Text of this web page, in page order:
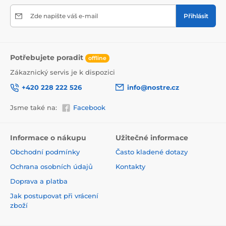
Použitá tisková metoda je ekologická, a proto jsou
přísné normy a mají VOC i GREENGUARD GOLD
certifikaci. Navíc jsou bez obsahu PVC a lepidlo je na
Zde napište váš e-mail Přihlásit
Potřebujete poradit offline
Zákaznický servis je k dispozici
+420 228 222 526
info@nostre.cz
Jsme také na: Facebook
Informace o nákupu
Obchodní podmínky
Ochrana osobních údajů
Doprava a platba
Jak postupovat při vrácení
zboží
Užitečné informace
Často kladené dotazy
Kontakty